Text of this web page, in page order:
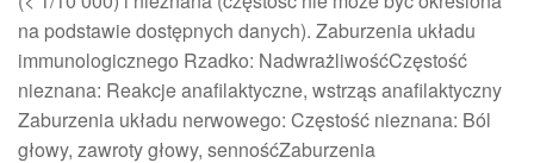
na podstawie dostępnych danych). Zaburzenia układu
immunologicznego Rzadko: NadwrażliwośćCzęstość
nieznana: Reakcje anafilaktyczne, wstrząs anafilaktyczny
Zaburzenia układu nerwowego: Częstość nieznana: Ból
głowy, zawroty głowy, sennośćZaburzenia